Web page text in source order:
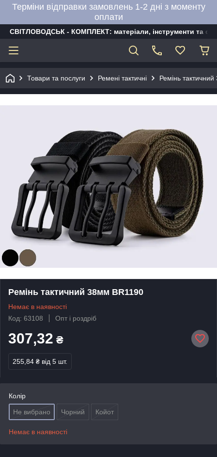
Терміни відправки замовлень 1-2 дні з моменту
оплати
СВІТЛОВОДСЬК - КОМПЛЕКТ: матеріали, інструменти та
Товари та послуги Ремені тактичні Ремінь
Ремінь тактичний 38мм BR1190
Немає в наявності
Код: 63108
Опт і роздріб
307,32 ₴
255,84 ₴ від 5 шт.
Колір
Не вибрано Чорний Койот
Немає в наявності